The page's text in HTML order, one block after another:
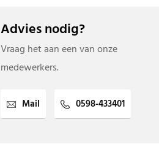
Advies nodig?
Vraag het aan een van onze
medewerkers.
Mail 0598-433401